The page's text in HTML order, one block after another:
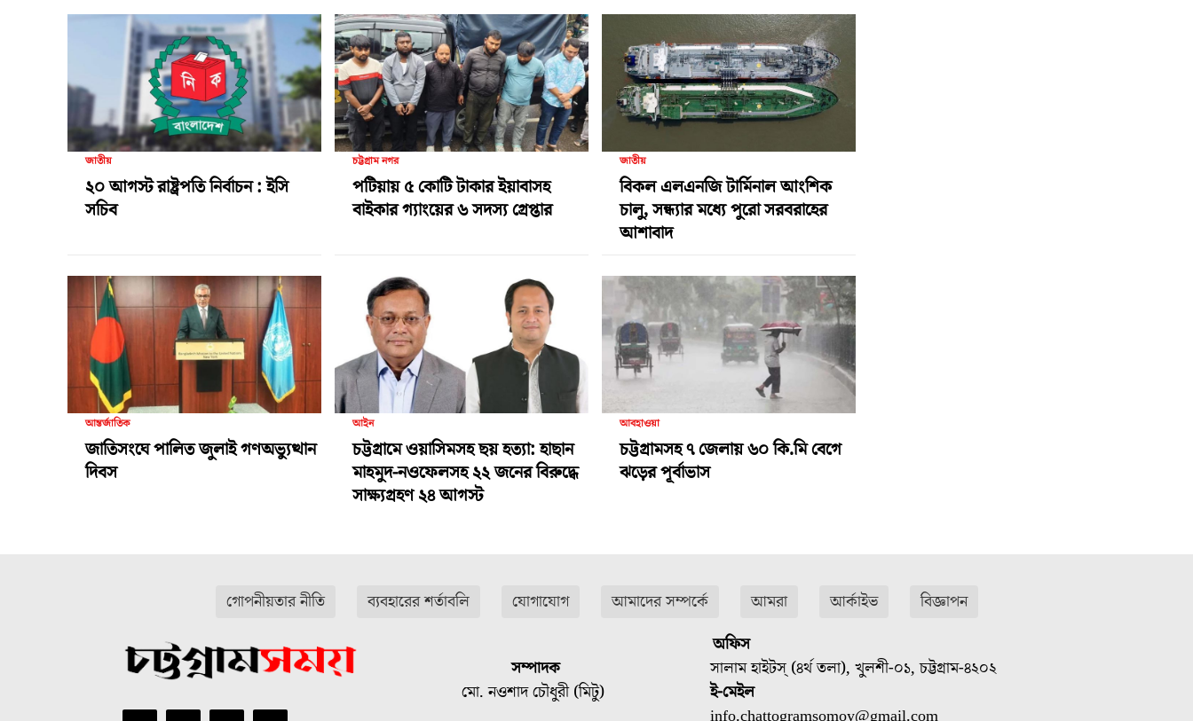
জাতীয়
২০ আগস্ট রাষ্ট্রপতি নির্বাচন : ইসি
সচিব
চট্টগ্রাম নগর
পটিয়ায় ৫ কোটি টাকার ইয়াবাসহ
বাইকার গ্যাংয়ের ৬ সদস্য গ্রেপ্তার
জাতীয়
বিকল এলএনজি টার্মিনাল আংশিক
চালু, সন্ধ্যার মধ্যে পুরো সরবরাহের
আশাবাদ
আন্তর্জাতিক
জাতিসংঘে পালিত জুলাই গণঅভ্যুত্থান
দিবস
আইন
চট্টগ্রামে ওয়াসিমসহ ছয় হত্যা: হাছান
মাহমুদ-নওফেলসহ ২২ জনের বিরুদ্ধে
সাক্ষ্যগ্রহণ ২৪ আগস্ট
আবহাওয়া
চট্টগ্রামসহ ৭ জেলায় ৬০ কি.মি বেগে
ঝড়ের পূর্বাভাস
গোপনীয়তার নীতি ব্যবহারের শর্তাবলি যোগাযোগ আমাদের সম্পর্কে আমরা আর্কাইভ বিজ্ঞাপন
সম্পাদক
মো. নওশাদ চৌধুরী (মিটু)
অফিস
সালাম হাইটস্ (৪র্থ তলা), খুলশী-০১, চট্টগ্রাম-৪২০২
ই-মেইল
info.chattogramsomoy@gmail.com